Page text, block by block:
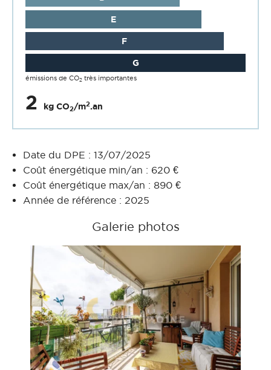
E
F
G
émissions de CO2 très importantes
2 kg CO2/m2.an
Date du DPE : 13/07/2025
Coût énergétique min/an : 620 €
Coût énergétique max/an : 890 €
Année de référence : 2025
Galerie photos